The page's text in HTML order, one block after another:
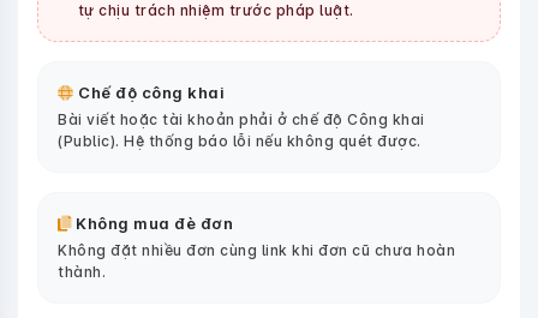
tự chịu trách nhiệm trước pháp luật.
Chế độ công khai
Bài viết hoặc tài khoản phải ở chế độ Công khai
(Public). Hệ thống báo lỗi nếu không quét được.
Không mua đè đơn
Không đặt nhiều đơn cùng link khi đơn cũ chưa hoàn
thành.